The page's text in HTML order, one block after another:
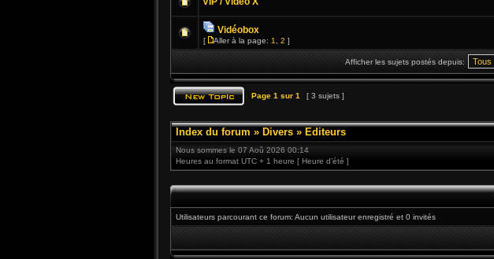
Vidéobox
[ Aller à la page: 1 2 ]
Afficher les sujets postés depuis:
Page 1 sur 1 [ 3 sujets ]
Index du forum » Divers » Editeurs
Nous sommes le 07 Aoû 2026 00:14
Heures au format UTC + 1 heure [ Heure d’été ]
Utilisateurs parcourant ce forum: Aucun utilisateur enregistré et 0 invités